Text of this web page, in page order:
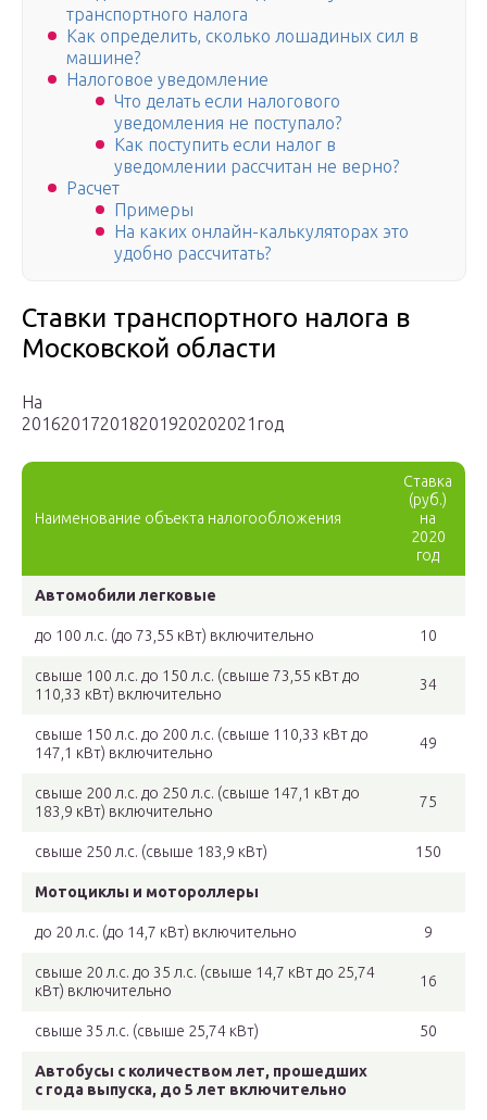
транспортного налога
Как определить, сколько лошадиных сил в
машине?
Налоговое уведомление
Что делать если налогового
уведомления не поступало?
Как поступить если налог в
уведомлении рассчитан не верно?
Расчет
Примеры
На каких онлайн-калькуляторах это
удобно рассчитать?
Ставки транспортного налога в
Московской области
На
201620172018201920202021год
Наименование объекта налогообложения
Ставка
(руб.)
на
2020
год
Автомобили легковые
до 100 л.с. (до 73,55 кВт) включительно 10
свыше 100 л.с. до 150 л.с. (свыше 73,55 кВт до
110,33 кВт) включительно
34
свыше 150 л.с. до 200 л.с. (свыше 110,33 кВт до
147,1 кВт) включительно
49
свыше 200 л.с. до 250 л.с. (свыше 147,1 кВт до
183,9 кВт) включительно
75
свыше 250 л.с. (свыше 183,9 кВт) 150
Мотоциклы и мотороллеры
до 20 л.с. (до 14,7 кВт) включительно 9
свыше 20 л.с. до 35 л.с. (свыше 14,7 кВт до 25,74
кВт) включительно
16
свыше 35 л.с. (свыше 25,74 кВт) 50
Автобусы с количеством лет, прошедших
с года выпуска, до 5 лет включительно